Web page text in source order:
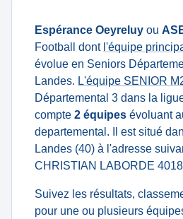
Espérance Oeyreluy ou
Football dont l'équipe
évolue en Seniors
Landes. L'équipe SENIOR
Départemental 3 dans la
compte 2 équipes évoluant
departemental. Il est situé
Landes (40) à l'adresse
CHRISTIAN LABORDE
Suivez les résultats,
pour une ou plusieurs